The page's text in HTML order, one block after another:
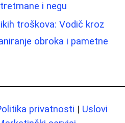
i negu
troškova: Vodič kroz
obroka i pametne
privatnosti | Uslovi